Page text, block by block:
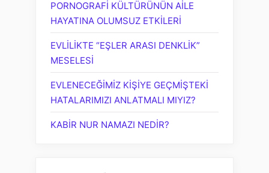
PORNOGRAFİ KÜLTÜRÜNÜN AİLE
HAYATINA OLUMSUZ ETKİLERİ
EVLİLİKTE “EŞLER ARASI DENKLİK”
MESELESİ
EVLENECEĞİMİZ KİŞİYE GEÇMİŞTEKİ
HATALARIMIZI ANLATMALI MIYIZ?
KABİR NUR NAMAZI NEDİR?